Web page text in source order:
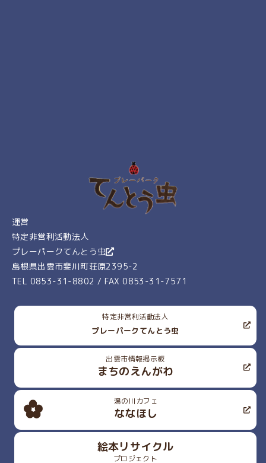
運営
特定非営利活動法人
プレーパークてんとう虫
島根県出雲市斐川町荘原2395-2
TEL 0853-31-8802 / FAX 0853-31-7571
特定非営利活動法人
プレーパークてんとう虫
出雲市情報掲示板
まちのえんがわ
湯の川カフェ
ななほし
絵本リサイクル
プロジェクト